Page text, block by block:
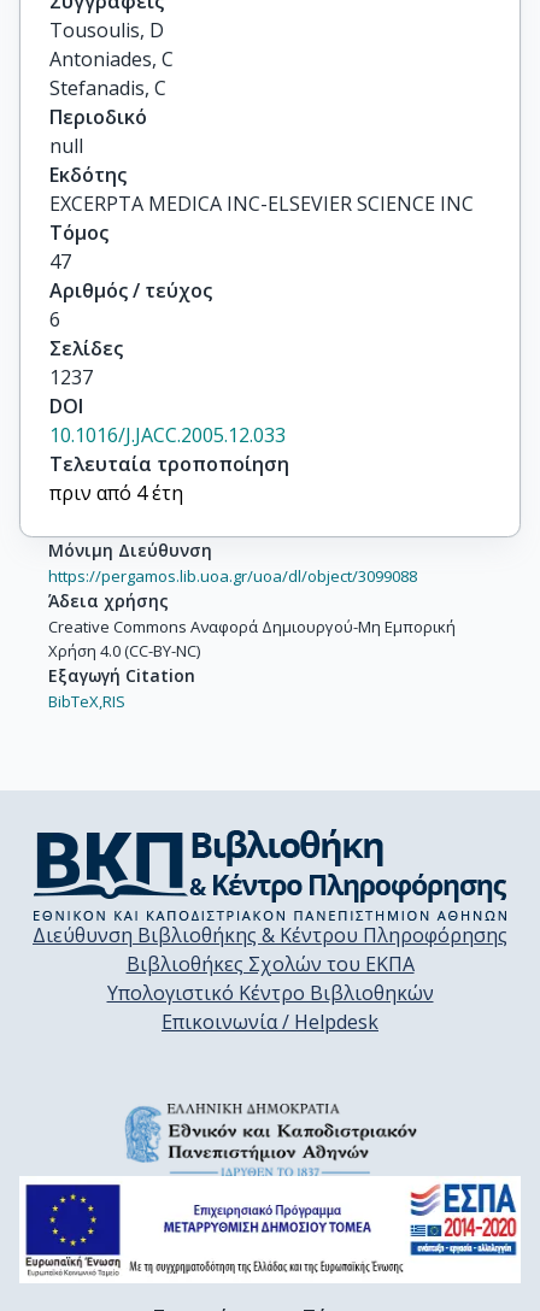
Tousoulis, D
Antoniades, C
Stefanadis, C
Περιοδικό
null
Εκδότης
EXCERPTA MEDICA INC-ELSEVIER SCIENCE INC
Τόμος
47
Αριθμός / τεύχος
6
Σελίδες
1237
DOI
10.1016/J.JACC.2005.12.033
Τελευταία τροποποίηση
πριν από 4 έτη
Μόνιμη Διεύθυνση
https://pergamos.lib.uoa.gr/uoa/dl/object/3099088
Άδεια χρήσης
Creative Commons Αναφορά Δημιουργού-Μη Εμπορική
Χρήση 4.0 (CC-BY-NC)
Εξαγωγή Citation
BibTeX,RIS
Διεύθυνση Βιβλιοθήκης & Κέντρου Πληροφόρησης
Βιβλιοθήκες Σχολών του ΕΚΠΑ
Υπολογιστικό Κέντρο Βιβλιοθηκών
Επικοινωνία / Helpdesk